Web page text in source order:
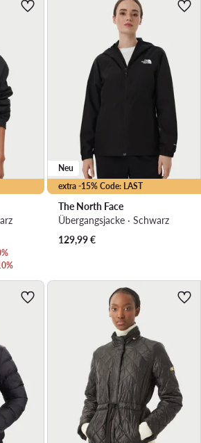
extra -15% Code: LAST
Neu
The North Face
Übergangsjacke · Schwarz
129,99€